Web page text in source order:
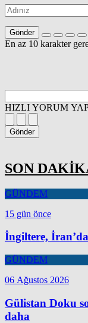
Gönder
En az 10 karakter
HIZLI YORUM
Gönder
SON
GÜNDEM
15 gün önce
İngiltere,
GÜNDEM
06 Ağustos 2026
Gülistan Doku
daha